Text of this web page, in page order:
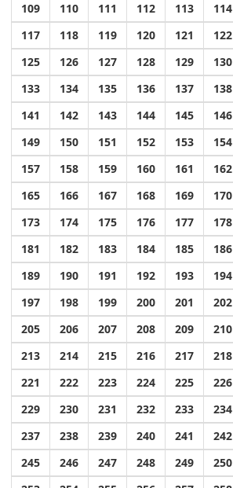
109
110 111 112 113 114
117
118 119 120 121 122
125
126 127 128 129 130
133
134 135 136 137 138
141
142 143 144 145 146
149
150 151 152 153 154
157
158 159 160 161 162
165
166 167 168 169 170
173
174 175 176 177 178
181
182 183 184 185 186
189
190 191 192 193 194
197
198 199 200 201 202
205
206 207 208 209 210
213
214 215 216 217 218
221
222 223 224 225 226
229
230 231 232 233 234
237
238 239 240 241 242
245
246 247 248 249 250